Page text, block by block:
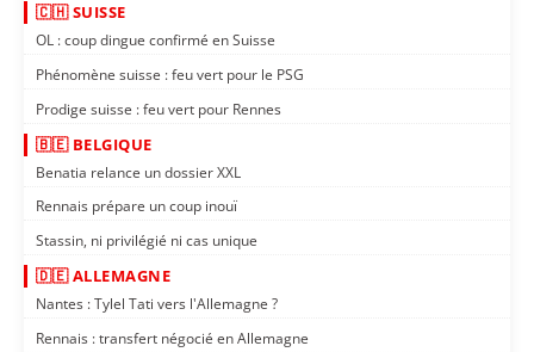
🇨🇭 SUISSE
OL : coup dingue confirmé en Suisse
Phénomène suisse : feu vert pour le PSG
Prodige suisse : feu vert pour Rennes
🇧🇪 BELGIQUE
Benatia relance un dossier XXL
Rennais prépare un coup inouï
Stassin, ni privilégié ni cas unique
🇩🇪 ALLEMAGNE
Nantes : Tylel Tati vers l'Allemagne ?
Rennais : transfert négocié en Allemagne